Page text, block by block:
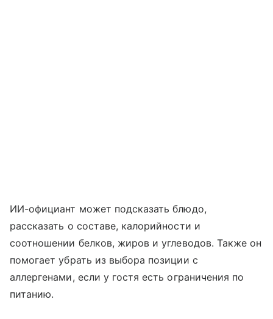
ИИ-официант может подсказать блюдо,
рассказать о составе, калорийности и
соотношении белков, жиров и углеводов. Также он
помогает убрать из выбора позиции с
аллергенами, если у гостя есть ограничения по
питанию.